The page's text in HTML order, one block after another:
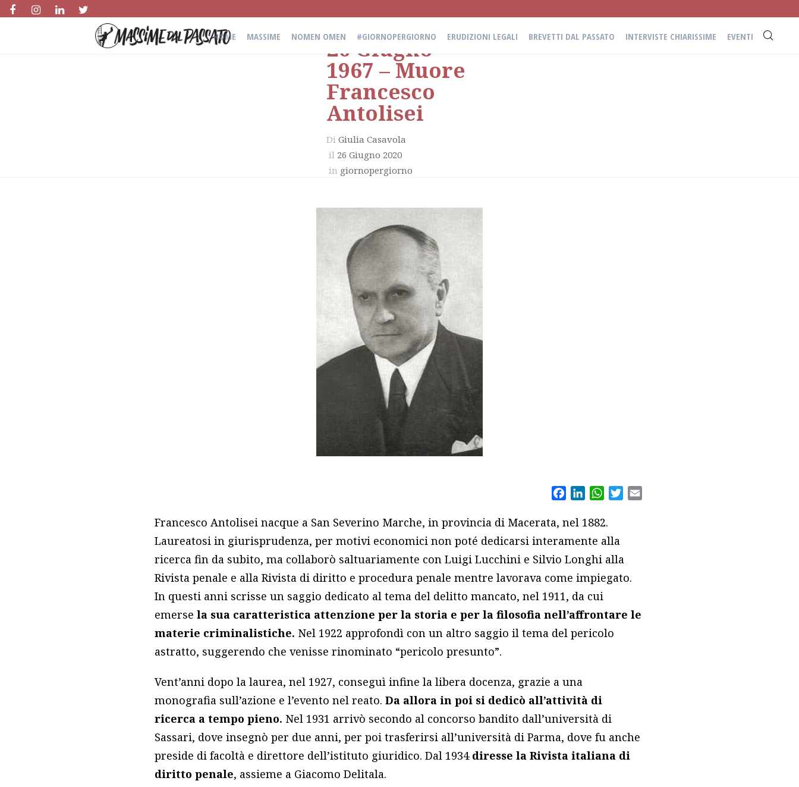
HOME MASSIME NOMEN OMEN #GIORNOPERGIORNO ERUDIZIONI LEGALI BREVETTI DAL PASSATO INTERVISTE CHIARISSIME EVENTI
26 Giugno
1967 – Muore
Francesco
Antolisei
Di Giulia Casavola
il 26 Giugno 2020
in giornopergiorno
FacebookLinkedInWhatsApp
Twitter
Francesco Antolisei nacque a San Severino Marche, in provincia di Macerata, nel 1882.
Laureatosi in giurisprudenza, per motivi economici non poté dedicarsi interamente alla
ricerca fin da subito, ma collaborò saltuariamente con Luigi Lucchini e Silvio Longhi alla
Rivista penale e alla Rivista di diritto e procedura penale mentre lavorava come impiegato.
In questi anni scrisse un saggio dedicato al tema del delitto mancato, nel 1911, da cui
emersela sua caratteristica attenzione per la storia e per la filosofia nell’affrontare le
materie criminalistiche. Nel 1922 approfondì con un altro saggio il tema del pericolo
astratto, suggerendo che venisse rinominato “pericolo presunto”.
Vent’anni dopo la laurea, nel 1927, conseguì infine la libera docenza, grazie a una
monografia sull’azione e l’evento nel reato.Da allora in poi si dedicò all’attività di
ricerca a tempo pieno. Nel 1931 arrivò secondo al concorso bandito dall’università di
Sassari, dove insegnò per due anni, per poi trasferirsi all’università di Parma, dove fu anche
preside di facoltà e direttore dell’istituto giuridico. Dal 1934 diresse la Rivista italiana di
diritto penale, assieme a Giacomo Delitala.